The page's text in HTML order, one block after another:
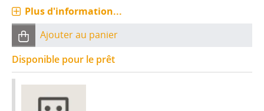
Plus d'information...
Ajouter au panier
Disponible pour le prêt